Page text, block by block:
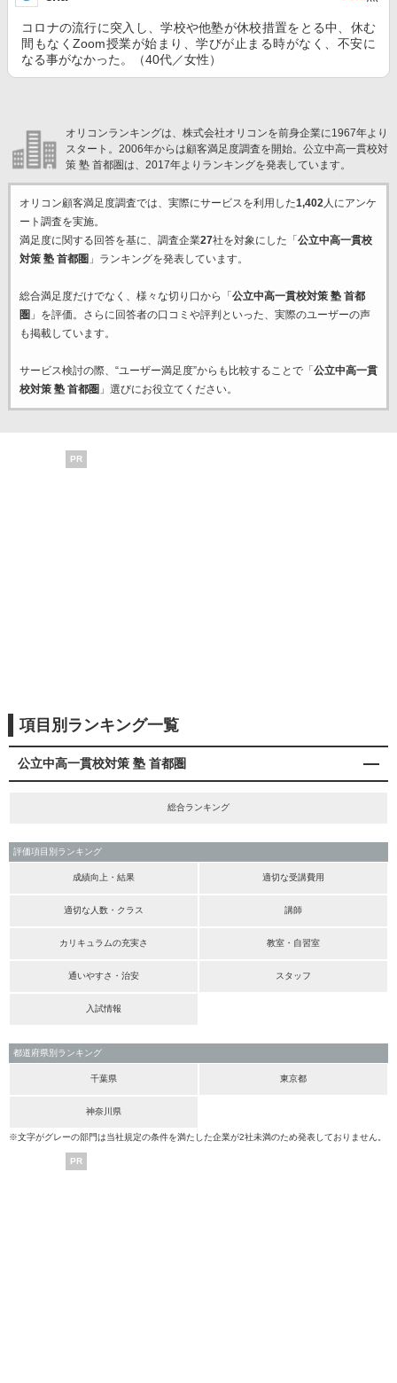
コロナの流行に突入し、学校や他塾が休校措置をとる中、休む
間もなくZoom授業が始まり、学びが止まる時がなく、不安に
なる事がなかった。（40代／女性）
オリコンランキングは、株式会社オリコンを前身企業に1967年より
スタート。2006年からは顧客満足度調査を開始。公立中高一貫校対
策 塾 首都圏は、2017年よりランキングを発表しています。
オリコン顧客満足度調査では、実際にサービスを利用した1,402人にアンケ
ート調査を実施。
満足度に関する回答を基に、調査企業27社を対象にした「 公立中高一貫校
対策 塾 首都圏 」ランキングを発表しています。
総合満足度だけでなく、様々な切り口から「 公立中高一貫校対策 塾 首都
圏 」を評価。さらに回答者の口コミや評判といった、実際のユーザーの声
も掲載しています。
サービス検討の際、“ユーザー満足度”からも比較することで「 公立中高一貫
校対策 塾 首都圏 」選びにお役立てください。
PR
項目別ランキング一覧
公立中高一貫校対策 塾 首都圏
総合ランキング
評価項目別ランキング
成績向上・結果 適切な受講費用
適切な人数・クラス 講師
カリキュラムの充実さ 教室・自習室
通いやすさ・治安 スタッフ
入試情報
都道府県別ランキング
千葉県 東京都
神奈川県
※文字がグレーの部門は当社規定の条件を満たした企業が2社未満のため発表しておりません。
PR